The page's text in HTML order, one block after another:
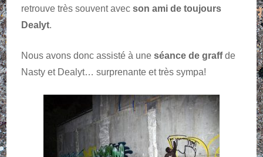
retrouve très souvent avecson ami de toujours
Dealyt.
Nous avons donc assisté à uneséance de graffde
Nasty et Dealyt… surprenante et très sympa!